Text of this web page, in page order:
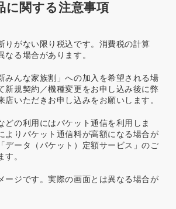
に関する注意事項
りがない限り税込です。消費税の計算
なる場合があります。
みんな家族割」への加入を希望される場
新規契約／機種変更をお申し込み後に弊
店いただきお申し込みをお願いします。
どの利用にはパケット通信を利用しま
よりパケット通信料が高額になる場合が
データ（パケット）定額サービス」のご
す。
ージです。実際の画面とは異なる場合が